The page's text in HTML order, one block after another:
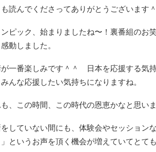
読んでくださってありがとうございます
ピック、始まりましたね〜！裏番組のお
動しました。
が一番楽しみです＾＾ 日本を応援する気
んな応援したい気持ちになりますね。
、この時間、この時代の恩恵かなと思いま
していない間にも、体験会やセッション
というお声を頂く機会が増えていてとて